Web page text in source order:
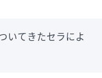
いてきたセラによ